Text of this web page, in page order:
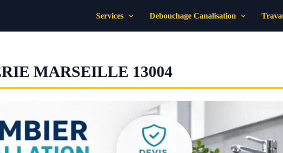
Services Debouchage Canalisation
MARSEILLE 13004